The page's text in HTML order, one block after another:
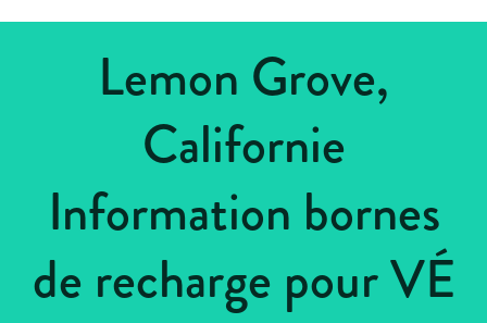
Lemon Grove,
Californie
Information bornes
de recharge pour VÉ
États-Unis > Californie